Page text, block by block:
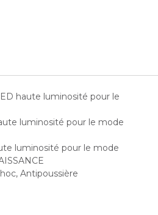
haute luminosité pour le
luminosité pour le mode
luminosité pour le mode
Antipoussière